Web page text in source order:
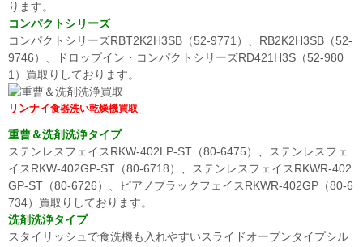
ります。
コンパクトシリーズ
コンパクトシリーズRBT2K2H3SB（52-9771）、RB2K2H3SB（52-
9746）、ドロップイン・コンパクトシリーズRD421H3S（52-980
1）買取りしております。
リンナイ食器洗い乾燥機買取
重曹＆洗剤洗浄タイプ
ステンレスフェイスRKW-402LP-ST（80-6475）、ステンレスフェ
イスRKW-402GP-ST（80-6718）、ステンレスフェイスRKWR-402
GP-ST（80-6726）、ピアノブラックフェイスRKWR-402GP（80-6
734）買取りしております。
洗剤洗浄タイプ
スタイリッシュで食洗機も入れやすいスライドオープンタイプシル